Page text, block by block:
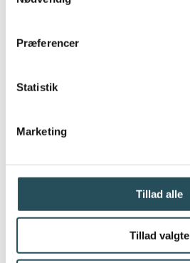
Præferencer
Statistik
Marketing
Tillad alle
Tillad valgte
DIREKTIONSSEKRETÆR
T. 33 25 10 11
dgp@thehost.dk